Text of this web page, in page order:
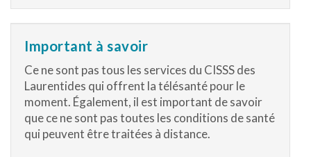
Important à savoir
Ce ne sont pas tous les services du CISSS des
Laurentides qui offrent la télésanté pour le
moment. Également, il est important de savoir
que ce ne sont pas toutes les conditions de santé
qui peuvent être traitées à distance.